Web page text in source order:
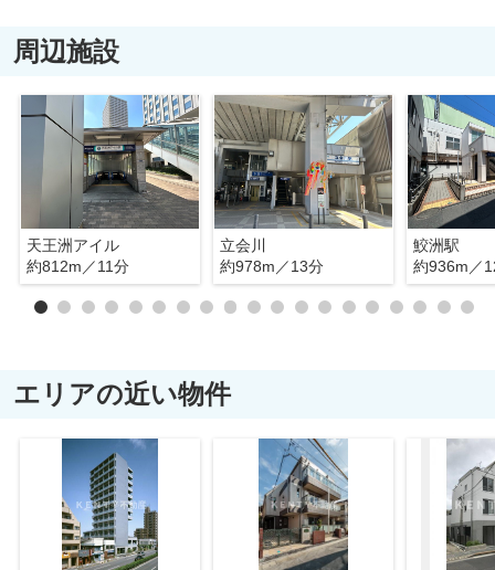
周辺施設
天王洲アイル
約812m／11分
立会川
約978m／13分
鮫洲駅
約936m／
エリアの近い物件